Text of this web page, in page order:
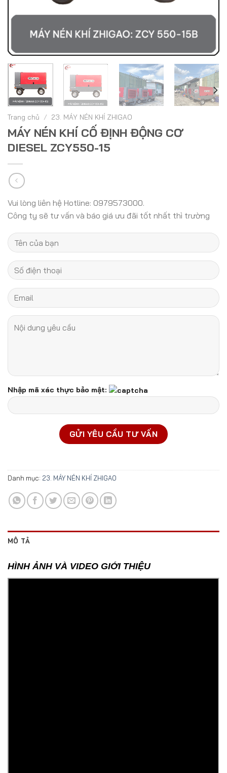
Trang chủ / 23. MÁY NÉN KHÍ ZHIGAO
MÁY NÉN KHÍ CỐ ĐỊNH ĐỘNG CƠ
DIESEL ZCY550-15
Vui lòng liên hệ Hotline: 0979573000.
Công ty sẽ tư vấn và báo giá ưu đãi tốt nhất thì trường
Nhập mã xác thực bảo mật:
Danh mục: 23. MÁY NÉN KHÍ ZHIGAO
MÔ TẢ
HÌNH ẢNH VÀ VIDEO GIỚI THIỆU